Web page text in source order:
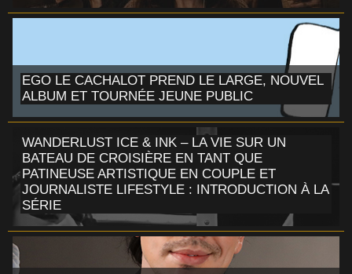
EGO LE CACHALOT PREND LE LARGE, NOUVEL
ALBUM ET TOURNÉE JEUNE PUBLIC
WANDERLUST ICE & INK – LA VIE SUR UN
BATEAU DE CROISIÈRE EN TANT QUE
PATINEUSE ARTISTIQUE EN COUPLE ET
JOURNALISTE LIFESTYLE : INTRODUCTION À LA
SÉRIE